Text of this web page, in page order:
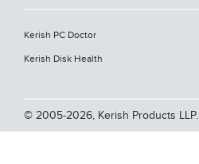
Kerish PC Doctor
Kerish Disk Health
© 2005-2026, Kerish Products LLP.